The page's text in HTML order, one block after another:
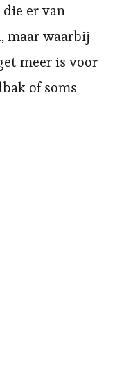
er van
maar waarbij
meer is voor
of soms